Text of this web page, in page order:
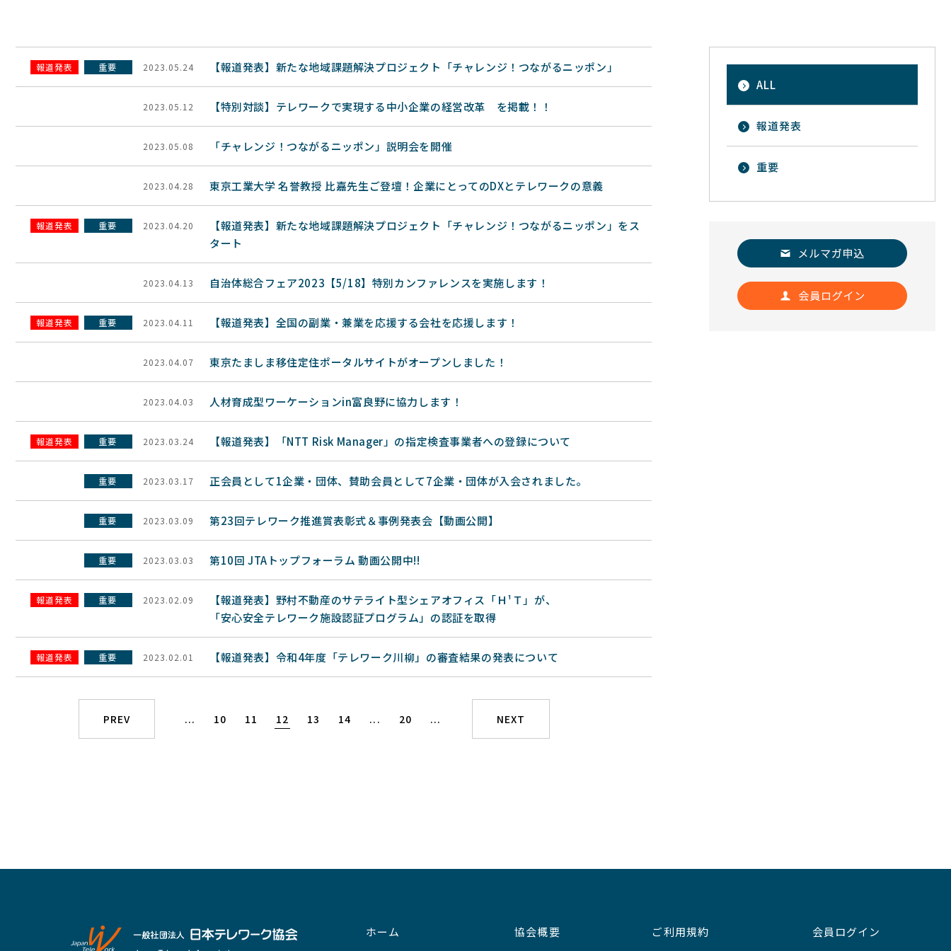
報道発表 重要 2023.05.24 【報道発表】新たな地域課題解決プロジェクト「チャレンジ！つながるニッポン」
2023.05.12 【特別対談】テレワークで実現する中小企業の経営改革 を掲載！！
2023.05.08 「チャレンジ！つながるニッポン」説明会を開催
2023.04.28 東京工業大学 名誉教授 比嘉先生ご登壇！企業にとってのDXとテレワークの意義
報道発表 重要 2023.04.20
【報道発表】新たな地域課題解決プロジェクト「チャレンジ！つながるニッポン」をス
タート
2023.04.13 自治体総合フェア2023【5/18】特別カンファレンスを実施します！
報道発表 重要 2023.04.11 【報道発表】全国の副業・兼業を応援する会社を応援します！
2023.04.07 東京たましま移住定住ポータルサイトがオープンしました！
2023.04.03 人材育成型ワーケーションin富良野に協力します！
報道発表 重要 2023.03.24 【報道発表】「NTT Risk Manager」の指定検査事業者への登録について
重要 2023.03.17 正会員として1企業・団体、賛助会員として7企業・団体が入会されました。
重要 2023.03.09 第23回テレワーク推進賞表彰式＆事例発表会【動画公開】
重要 2023.03.03 第10回 JTAトップフォーラム 動画公開中!!
報道発表 重要 2023.02.09
【報道発表】野村不動産のサテライト型シェアオフィス「Ｈ¹Ｔ」が、
「安心安全テレワーク施設認証プログラム」の認証を取得
報道発表 重要 2023.02.01 【報道発表】令和4年度「テレワーク川柳」の審査結果の発表について
PREV ... 10 11 12 13 14 ... 20 ... NEXT
ALL
報道発表
重要
ホーム 協会概要 ご利用規約 会員ログイン